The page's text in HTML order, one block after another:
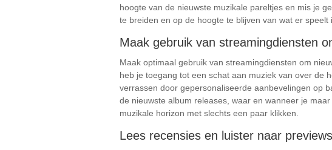
hoogte van de nieuwste muzikale pareltjes en mis je
te breiden en op de hoogte te blijven van wat er speelt
Maak gebruik van streamingdiensten
Maak optimaal gebruik van streamingdiensten om
heb je toegang tot een schat aan muziek van over de
verrassen door gepersonaliseerde aanbevelingen op
de nieuwste album releases, waar en wanneer je
muzikale horizon met slechts een paar klikken.
Lees recensies en luister naar